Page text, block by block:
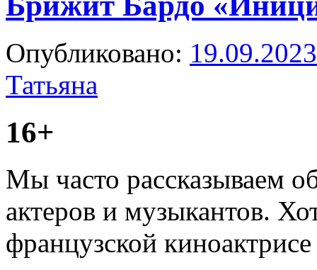
Опубликовано: 19.09.2023
Татьяна
16+
Мы часто рассказываем
актеров и музыкантов.
французской